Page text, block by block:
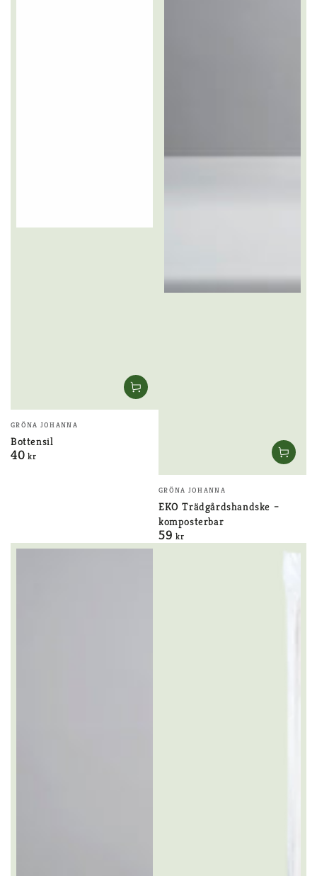
Säljare:
GRÖNA JOHANNA
Bottensil
Ordinarie
40 kr
Säljare:
GRÖNA JOHANNA
EKO Trädgårdshandske –
komposterbar
Ordinarie
59 kr